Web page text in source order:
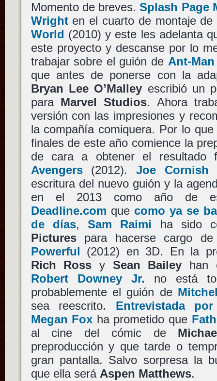
Momento de breves.Splash Page
Wrighten el cuarto de montaje de
World (2010) y este les adelanta
este proyecto y descanse por lo
trabajar sobre el guión de Ant-Man
que antes de ponerse con la
Bryan Lee O’Malley escribió un
para Marvel Studios. Ahora
versión con las impresiones y
la compañía comiquera. Por lo
finales de este año comience la
de cara a obtener el resultado
Avengers(2012). Joe Cornish
escritura del nuevo guión y la
en el 2013 como año de
Deadline.com que como ya se
de días,Sam Raimi ha sido
Picturespara hacerse cargo
Powerful (2012) en 3D. En la
Rich Ross y Sean Bailey han
Robert Downey Jr. no está
probablemente el guión de
sea reescrito. Entrevistada
Megan Fox ha prometido que
al cine del cómic de
preproducción y que tarde o
gran pantalla. Salvo sorpresa la
que ella será Aspen Matthews.